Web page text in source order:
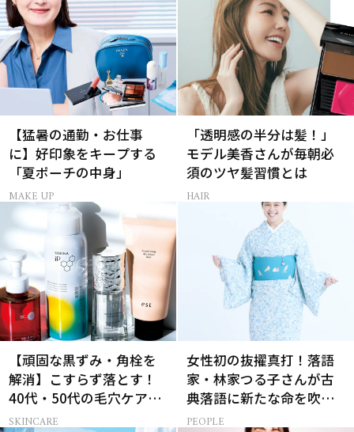
【猛暑の通勤・お仕事
に】好印象をキープする
「夏ポーチの中身」
MAKE UP
「透明感の半分は髪！」
モデル美香さんが毎朝必
須のツヤ髪習慣とは
HAIR
【頑固な黒ずみ・角栓を
解消】こすらず落とす！
40代・50代の毛穴ケア4
選
SKINCARE
女性初の抜擢真打！落語
家・林家つる子さんが古
典落語に新たな命を吹き
込み続ける理由
PEOPLE